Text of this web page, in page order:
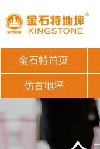
金石特首页
仿古地坪